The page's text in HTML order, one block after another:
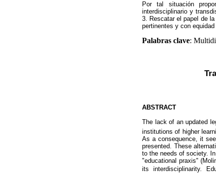
Por tal situación
interdisciplinario y
3. Rescatar el papel de
pertinentes y con
Palabras clave:
ABSTRACT
The lack of an updated
institutions of higher
As a consequence, it
presented. These
to the needs of society.
"educational praxis"
its interdisciplinarity.